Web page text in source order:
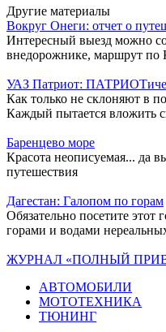
Другие материалы
Вокруг Онеги: отчет о
Интересный выезд можно
внедорожнике, маршрут по
УАЗ Патриот:
Как только не склоняют в
Каждый пытается вложить
Баренцево море
Красота неописуемая... да
путешествия
Дагестан: Галопом по горам
Обязательно посетите
горами и водами
ЖУРНАЛ «ПОЛНЫЙ
АВТОМОБИЛИ
МОТОТЕХНИКА
ТЮНИНГ